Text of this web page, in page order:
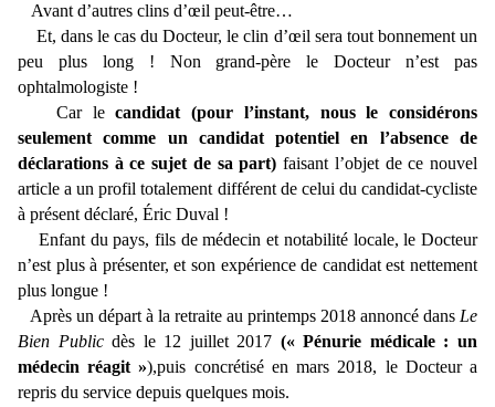
Avant d’autres clins d’œil peut-être…
Et, dans le cas du Docteur, le clin d’œil sera tout bonnement un
peu plus long ! Non grand-père le Docteur n’est pas
ophtalmologiste !
Car lecandidat (pour l’instant, nous le considérons
seulement comme un candidat potentiel en l’absence de
déclarations à ce sujet de sa part) faisant l’objet de ce nouvel
article a un profil totalement différent de celui du candidat-cycliste
à présent déclaré, Éric Duval !
Enfant du pays, fils de médecin et notabilité locale, le Docteur
n’est plus à présenter, et son expérience de candidat est nettement
plus longue !
Après un départ à la retraite au printemps 2018 annoncé dans Le
Bien Publicdès le 12 juillet 2017 (« Pénurie médicale : un
médecin réagit »),puis concrétisé en mars 2018, le Docteur a
repris du service depuis quelques mois.